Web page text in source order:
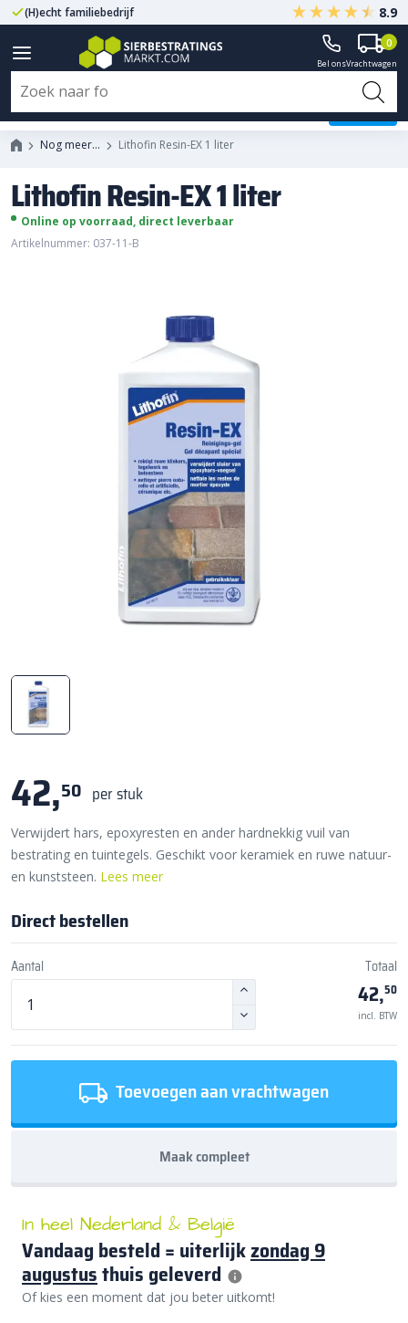
(H)echt familiebedrijf Gegarandeerd A-kwaliteit
8.9
Bel onsVrachtwagen
0
Nog meer… Lithofin Resin-EX 1 liter
Lithofin Resin-EX 1 liter
Online op voorraad, direct leverbaar
Artikelnummer: 037-11-B
42,50 per stuk
Verwijdert hars, epoxyresten en ander hardnekkig vuil van
bestrating en tuintegels. Geschikt voor keramiek en ruwe natuur-
en kunststeen. Lees meer
Direct bestellen
Aantal Totaal
42,50
incl. BTW
Toevoegen aan vrachtwagen
Maak compleet
In heel Nederland & België
Vandaag besteld = uiterlijkzondag 9
augustusthuis geleverd
Of kies een moment dat jou beter uitkomt!
Lithofin Resin-EX 1 liter